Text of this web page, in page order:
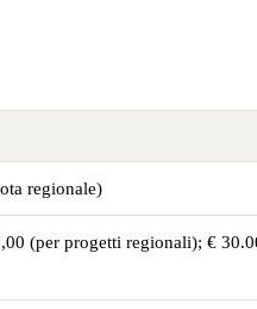
regionale)
(per progetti regionali); €